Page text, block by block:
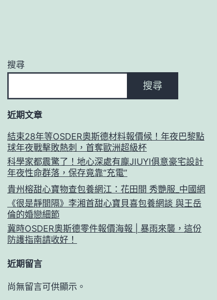
搜尋
搜尋
近期文章
結束28年等OSDER奧斯德材料報價候！年夜巴黎點
球年夜戰擊敗熱刺，首奪歐洲超級杯
科學家都震驚了！地心深處有龐JIUYI俱意豪宅設計
年夜性命群落，保存竟靠“充電”
貴州榕甜心寶物查包養網江：花田間 秀艷服_中國網
《很是靜間隔》李湘首甜心寶貝喜包養網談 與王岳
倫的婚戀細節
冀時OSDER奧斯德零件報價海報 | 暴雨來襲，這份
防護指南請收好！
近期留言
尚無留言可供顯示。